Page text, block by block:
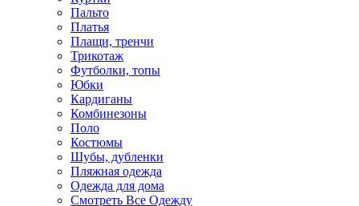
Пальто
Платья
Плащи, тренчи
Трикотаж
Футболки, топы
Юбки
Кардиганы
Комбинезоны
Поло
Костюмы
Шубы, дубленки
Пляжная одежда
Одежда для дома
Смотреть Все Одежду